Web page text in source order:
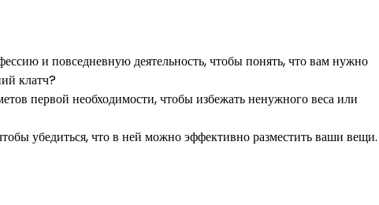
и повседневную деятельность, чтобы понять, что вам нужно
клатч?
первой необходимости, чтобы избежать ненужного веса или
убедиться, что в ней можно эффективно разместить ваши вещи.